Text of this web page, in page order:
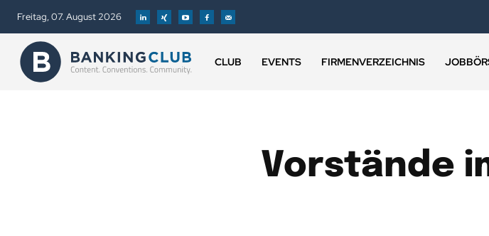
Freitag, 07. August 2026
CLUB EVENTS FIRMENVERZEICHNIS
Vorstände